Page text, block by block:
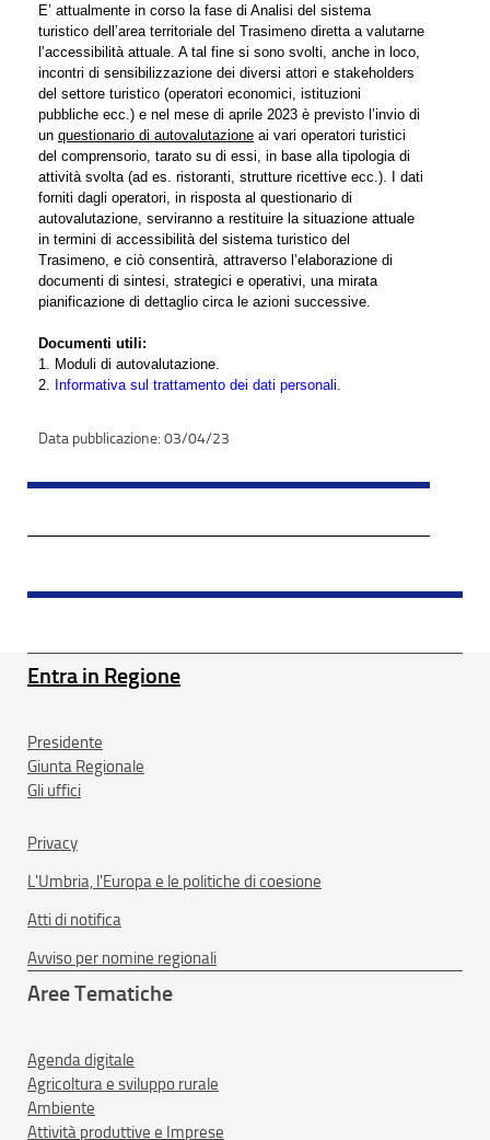
E’ attualmente in corso la fase di Analisi del sistema
turistico dell’area territoriale del Trasimeno diretta a valutarne
l’accessibilità attuale. A tal fine si sono svolti, anche in loco,
incontri di sensibilizzazione dei diversi attori e stakeholders
del settore turistico (operatori economici, istituzioni
pubbliche ecc.) e nel mese di aprile 2023 è previsto l’invio di
un questionario di autovalutazione ai vari operatori turistici
del comprensorio, tarato su di essi, in base alla tipologia di
attività svolta (ad es. ristoranti, strutture ricettive ecc.). I dati
forniti dagli operatori, in risposta al questionario di
autovalutazione, serviranno a restituire la situazione attuale
in termini di accessibilità del sistema turistico del
Trasimeno, e ciò consentirà, attraverso l’elaborazione di
documenti di sintesi, strategici e operativi, una mirata
pianificazione di dettaglio circa le azioni successive.
Documenti utili:
1. Moduli di autovalutazione.
2. Informativa sul trattamento dei dati personali.
03/04/23
Entra in Regione
Presidente
Giunta Regionale
Gli uffici
Privacy
L'Umbria, l'Europa e le politiche di coesione
Atti di notifica
Avviso per nomine regionali
Aree Tematiche
Agenda digitale
Agricoltura e sviluppo rurale
Ambiente
Attività produttive e Imprese